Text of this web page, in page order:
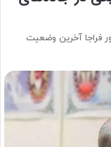
فراجا آخرین وضعیت